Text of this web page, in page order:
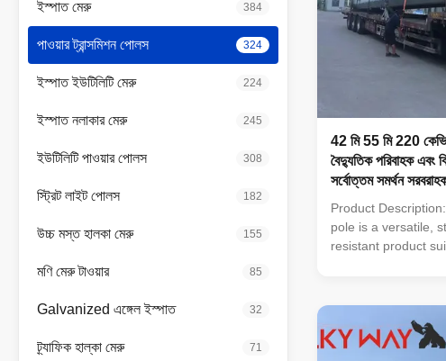
ইস্পাত মেরু 384
পাওয়ার ট্রান্সমিশন পোলস 324
ইস্পাত ইউটিলিটি মেরু 224
ইস্পাত নলাকার মেরু 245
ইউটিলিটি পাওয়ার পোলস 308
স্ট্রিট লাইট পোলস 182
উচ্চ মস্ত হালকা মেরু 155
মণি মেরু টাওয়ার 85
Galvanized এঙ্গেল ইস্পাত 32
ট্র্যাফিক হাল্কা মেরু 71
42 মি 55 মি 220 কেভি
বৈদ্যুতিক পরিবাহক এবং
সর্বোত্তম সমর্থন
ট্রান্সমিশন মেরু
Product
pole is a versatile,
resistant product
shapes (round,
ultimate tensile
MPa, and thickness